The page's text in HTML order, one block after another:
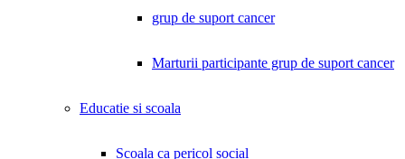
grup de suport cancer
Marturii participante grup de suport cancer
Educatie si scoala
Scoala ca pericol social